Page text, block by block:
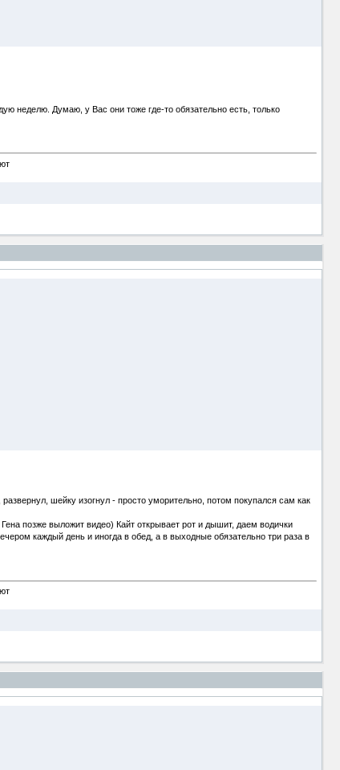
неделю. Думаю, у Вас они тоже где-то обязательно есть, только
шейку изогнул - просто уморительно, потом покупался сам как
позже выложит видео) Кайт открывает рот и дышит, даем водички
каждый день и иногда в обед, а в выходные обязательно три раза в